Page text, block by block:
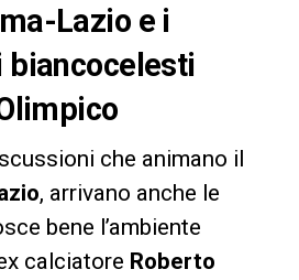
Lazio e i
che animano il
, arrivano anche le
bene l’ambiente
calciatore Roberto